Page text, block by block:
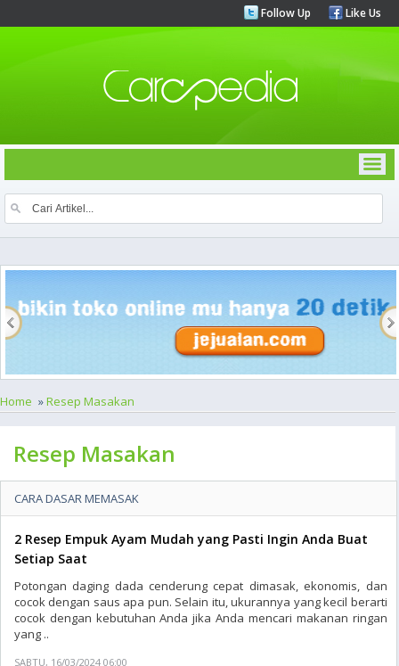
Follow Up Like Us
Home »Resep Masakan
Resep Masakan
CARA DASAR MEMASAK
2 Resep Empuk Ayam Mudah yang Pasti Ingin Anda Buat
Setiap Saat
Potongan daging dada cenderung cepat dimasak, ekonomis, dan
cocok dengan saus apa pun. Selain itu, ukurannya yang kecil berarti
cocok dengan kebutuhan Anda jika Anda mencari makanan ringan
yang ..
SABTU, 16/03/2024 06:00